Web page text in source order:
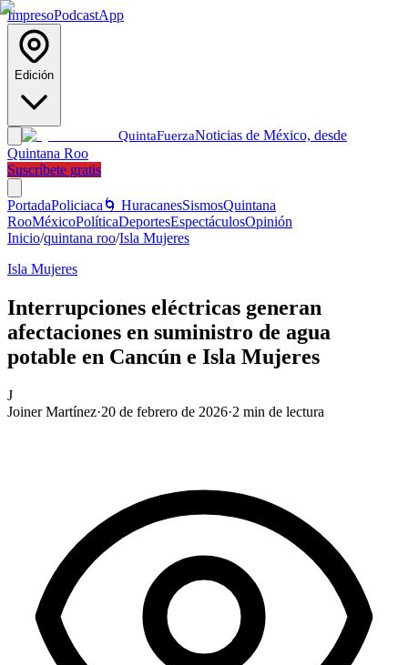
ImpresoPodcastApp
Edición
QuintaFuerzaNoticias de México, desde
Quintana Roo
Suscríbete gratis
PortadaPoliciaca 🌀 HuracanesSismosQuintana
RooMéxicoPolíticaDeportesEspectáculosOpinión
Inicio/quintana roo/Isla Mujeres
Isla Mujeres
Interrupciones eléctricas generan
afectaciones en suministro de agua
potable en Cancún e Isla Mujeres
J
Joiner Martínez·20 de febrero de 2026·2 min de lectura